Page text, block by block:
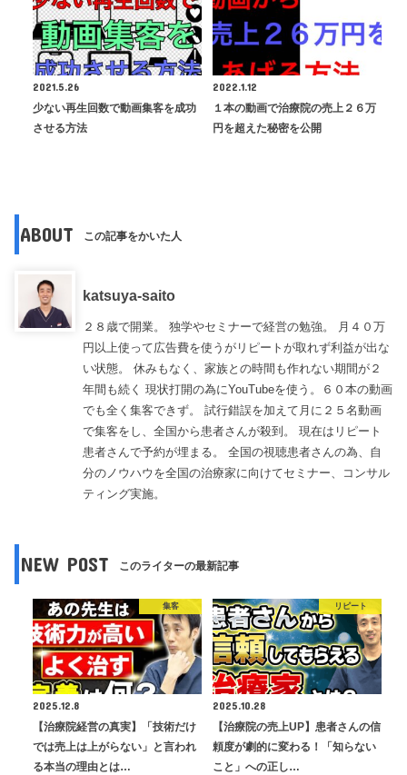
2021.5.26
少ない再生回数で動画集客を成功
させる方法
2022.1.12
１本の動画で治療院の売上２６万
円を超えた秘密を公開
ABOUT この記事をかいた人
katsuya-saito
２８歳で開業。 独学やセミナーで経営の勉強。 月４０万
円以上使って広告費を使うがリピートが取れず利益が出な
い状態。 休みもなく、家族との時間も作れない期間が２
年間も続く 現状打開の為にYouTubeを使う。６０本の動画
でも全く集客できず。 試行錯誤を加えて月に２５名動画
で集客をし、全国から患者さんが殺到。 現在はリピート
患者さんで予約が埋まる。 全国の視聴患者さんの為、自
分のノウハウを全国の治療家に向けてセミナー、コンサル
ティング実施。
NEW POST このライターの最新記事
集客
2025.12.8
【治療院経営の真実】「技術だけ
では売上は上がらない」と言われ
る本当の理由とは…
リピート
2025.10.28
【治療院の売上UP】患者さんの信
頼度が劇的に変わる！「知らない
こと」への正し…